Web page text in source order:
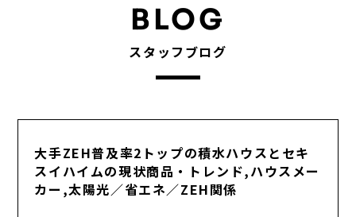
BLOG
スタッフブログ
大手ZEH普及率2トップの積水ハウスとセキ
スイハイムの現状商品・トレンド,ハウスメー
カー,太陽光／省エネ／ZEH関係